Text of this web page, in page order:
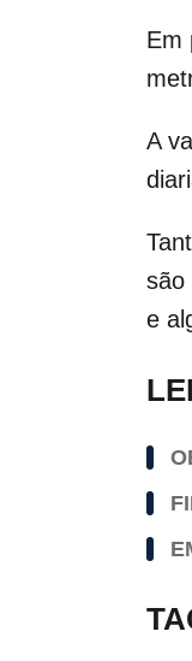
Em
A
são
e